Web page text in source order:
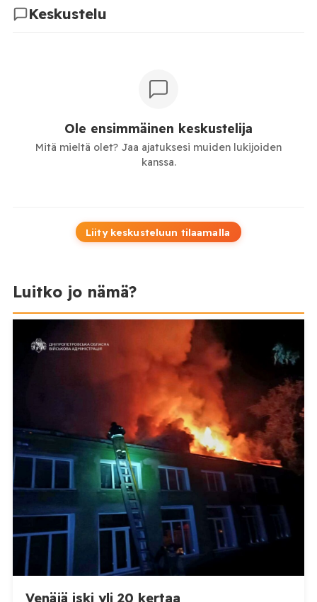
Keskustelu
Ole ensimmäinen keskustelija
Mitä mieltä olet? Jaa ajatuksesi muiden lukijoiden
kanssa.
Liity keskusteluun tilaamalla
Luitko jo nämä?
Venäjä iski yli 20 kertaa